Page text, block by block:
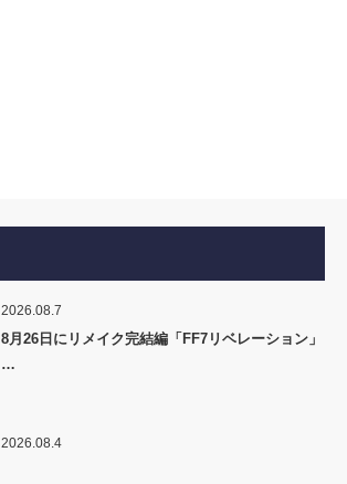
2026.08.7
8月26日にリメイク完結編「FF7リベレーション」
…
2026.08.4